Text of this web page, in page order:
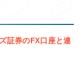
証券のFX口座と連